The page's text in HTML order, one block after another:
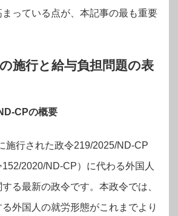
まっている点が、本記事の最も重要
施行と給与負担問題の表
CPの概要
行された政令219/2025/ND-CP
2020/ND-CP）に代わる外国人
る最新の政令です。本政令では、
外国人の就労形態がこれまでより